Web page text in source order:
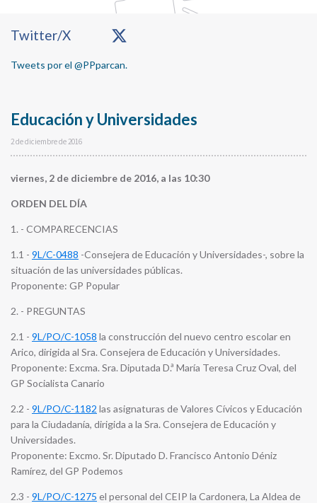
Educación y Universidades
2 de diciembre de 2016
viernes, 2 de diciembre de 2016, a las 10:30
ORDEN DEL DÍA
1. - COMPARECENCIAS
1.1 - 9L/C-0488 -Consejera de Educación y Universidades-, sobre la
situación de las universidades públicas.
Proponente: GP Popular
2. - PREGUNTAS
2.1 - 9L/PO/C-1058 la construcción del nuevo centro escolar en
Arico, dirigida al Sra. Consejera de Educación y Universidades.
Proponente: Excma. Sra. Diputada D.ª María Teresa Cruz Oval, del
GP Socialista Canario
2.2 - 9L/PO/C-1182 las asignaturas de Valores Cívicos y Educación
para la Ciudadanía, dirigida a la Sra. Consejera de Educación y
Universidades.
Proponente: Excmo. Sr. Diputado D. Francisco Antonio Déniz
Ramírez, del GP Podemos
2.3 - 9L/PO/C-1275 el personal del CEIP la Cardonera, La Aldea de
Primary
Twitter/X
Tweets por el @PPparcan.